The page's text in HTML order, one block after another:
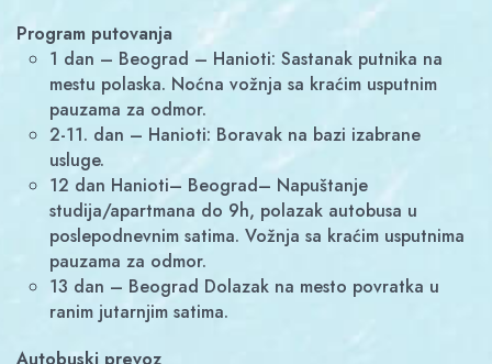
Program putovanja
1 dan – Beograd – Hanioti: Sastanak putnika na
mestu polaska. Noćna vožnja sa kraćim usputnim
pauzama za odmor.
2-11. dan – Hanioti: Boravak na bazi izabrane
usluge.
12 dan Hanioti– Beograd– Napuštanje
studija/apartmana do 9h, polazak autobusa u
poslepodnevnim satima. Vožnja sa kraćim usputnima
pauzama za odmor.
13 dan – Beograd Dolazak na mesto povratka u
ranim jutarnjim satima.